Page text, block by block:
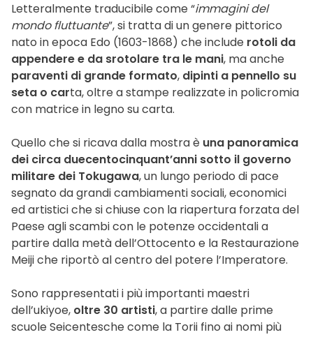
Letteralmente traducibile come “immagini del
mondo fluttuante”, si tratta di un genere pittorico
nato in epoca Edo (1603-1868) che include rotoli da
appendere e da srotolare tra le mani, ma anche
paraventi di grande formato, dipinti a pennello su
seta o carta, oltre a stampe realizzate in policromia
con matrice in legno su carta.
Quello che si ricava dalla mostra è una panoramica
dei circa duecentocinquant’anni sotto il governo
militare dei Tokugawa, un lungo periodo di pace
segnato da grandi cambiamenti sociali, economici
ed artistici che si chiuse con la riapertura forzata del
Paese agli scambi con le potenze occidentali a
partire dalla metà dell’Ottocento e la Restaurazione
Meiji che riportò al centro del potere l’Imperatore.
Sono rappresentati i più importanti maestri
dell’ukiyoe, oltre 30 artisti, a partire dalle prime
scuole Seicentesche come la Torii fino ai nomi più